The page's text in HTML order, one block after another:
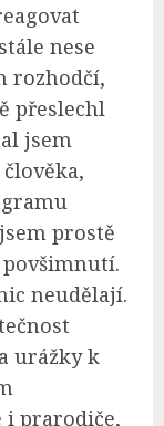
nese
rozhodčí,
přeslechl
jsem
prostě
neudělají.
urážky k
i prarodiče,